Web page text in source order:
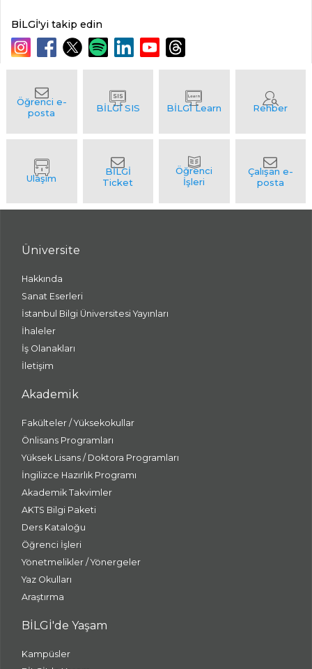
BİLGİ'yi takip edin
Üniversite
Hakkında
Sanat Eserleri
İstanbul Bilgi Üniversitesi Yayınları
İhaleler
İş Olanakları
İletişim
Akademik
Fakülteler / Yüksekokullar
Önlisans Programları
Yüksek Lisans / Doktora Programları
İngilizce Hazırlık Programı
Akademik Takvimler
AKTS Bilgi Paketi
Ders Kataloğu
Öğrenci İşleri
Yönetmelikler / Yönergeler
Yaz Okulları
Araştırma
BİLGİ'de Yaşam
Kampüsler